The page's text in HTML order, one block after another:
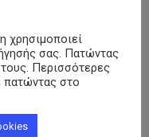
νησιά η
για τον
την αιγίδα
χρησιμοποιεί
σας. Πατώντας
Περισσότερες
πατώντας στο